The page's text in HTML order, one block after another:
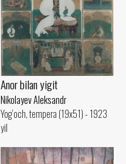
Anor bilan yigit
Nikolayev Aleksandr
Yog‘och, tempera (19x51) - 1923
yil